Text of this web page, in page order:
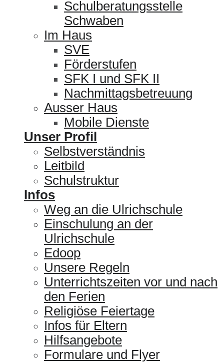
Schulberatungsstelle
Schwaben
Im Haus
SVE
Förderstufen
SFK I und SFK II
Nachmittagsbetreuung
Ausser Haus
Mobile Dienste
Unser Profil
Selbstverständnis
Leitbild
Schulstruktur
Infos
Weg an die Ulrichschule
Einschulung an der
Ulrichschule
Edoop
Unsere Regeln
Unterrichtszeiten vor und nach
den Ferien
Religiöse Feiertage
Infos für Eltern
Hilfsangebote
Formulare und Flyer